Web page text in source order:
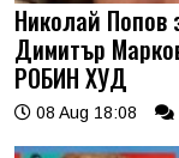
Николай Попов
Димитър
РОБИН ХУД
08 Aug 18:08